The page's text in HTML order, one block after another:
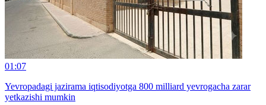
01:07
Yevropadagi jazirama iqtisodiyotga 800 milliard yevrogacha zarar
yetkazishi mumkin